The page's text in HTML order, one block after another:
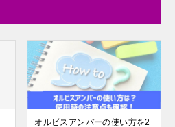
オルビスアンバーの使い方を2